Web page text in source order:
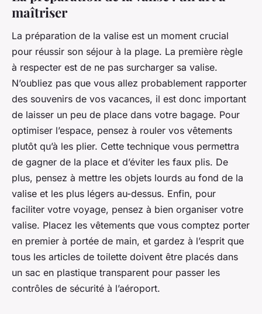
maîtriser
La préparation de la valise est un moment crucial
pour réussir son séjour à la plage. La première règle
à respecter est de ne pas surcharger sa valise.
N’oubliez pas que vous allez probablement rapporter
des souvenirs de vos vacances, il est donc important
de laisser un peu de place dans votre bagage. Pour
optimiser l’espace, pensez à rouler vos vêtements
plutôt qu’à les plier. Cette technique vous permettra
de gagner de la place et d’éviter les faux plis. De
plus, pensez à mettre les objets lourds au fond de la
valise et les plus légers au-dessus. Enfin, pour
faciliter votre voyage, pensez à bien organiser votre
valise. Placez les vêtements que vous comptez porter
en premier à portée de main, et gardez à l’esprit que
tous les articles de toilette doivent être placés dans
un sac en plastique transparent pour passer les
contrôles de sécurité à l’aéroport.